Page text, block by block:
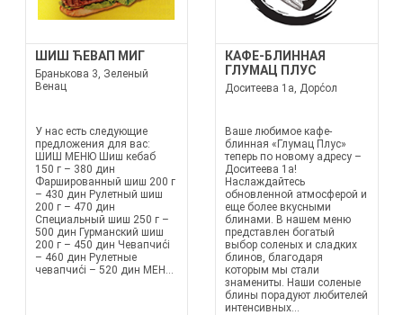
ШИШ ЋЕВАП МИГ
Бранькова 3, Зеленый
Венац
У нас есть следующие
предложения для вас:
ШИШ МЕНЮ Шиш кебаб
150 г – 380 дин
Фаршированный шиш 200 г
– 430 дин Рулетный шиш
200 г – 470 дин
Специальный шиш 250 г –
500 дин Гурманский шиш
200 г – 450 дин Чевапчиći
– 460 дин Рулетные
чевапчиći – 520 дин МЕН...
КАФЕ-БЛИННАЯ
ГЛУМАЦ ПЛУС
Доситеева 1а, Дорćол
Ваше любимое кафе-
блинная «Глумац Плус»
теперь по новому адресу –
Доситеева 1а!
Наслаждайтесь
обновленной атмосферой и
еще более вкусными
блинами. В нашем меню
представлен богатый
выбор соленых и сладких
блинов, благодаря
которым мы стали
знамениты. Наши соленые
блины порадуют любителей
интенсивных...